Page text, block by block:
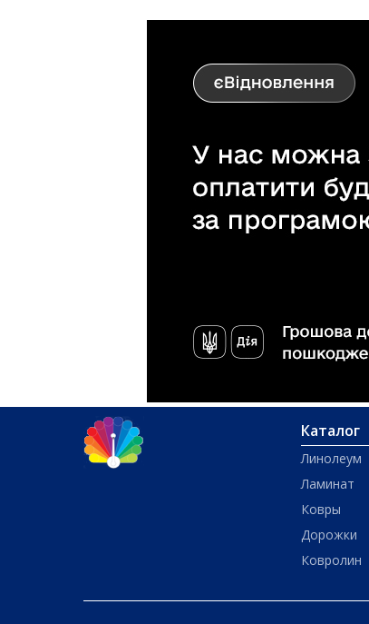
Каталог
Линолеум
Ламинат
Ковры
Дорожки
Ковролин